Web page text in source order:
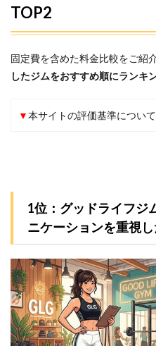
TOP2
固定費を含めた料金比較をご紹
したジムをおすすめ順にランキ
▼本サイトの評価基準について
1位：グッドライフジ
ニケーションを重視